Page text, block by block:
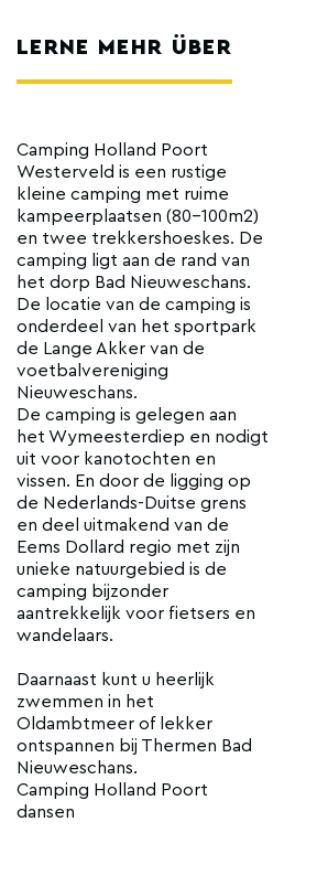
LERNE MEHR ÜBER
Camping Holland Poort
Westerveld is een rustige
kleine camping met ruime
kampeerplaatsen (80-100m2)
en twee trekkershoeskes. De
camping ligt aan de rand van
het dorp Bad Nieuweschans.
De locatie van de camping is
onderdeel van het sportpark
de Lange Akker van de
voetbalvereniging
Nieuweschans.
De camping is gelegen aan
het Wymeesterdiep en nodigt
uit voor kanotochten en
vissen. En door de ligging op
de Nederlands-Duitse grens
en deel uitmakend van de
Eems Dollard regio met zijn
unieke natuurgebied is de
camping bijzonder
aantrekkelijk voor fietsers en
wandelaars.
Daarnaast kunt u heerlijk
zwemmen in het
Oldambtmeer of lekker
ontspannen bij Thermen Bad
Nieuweschans.
Camping Holland Poort
dansen